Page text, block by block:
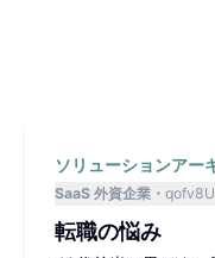
ソリューションアー
SaaS 外資企業 qofv8U
転職の悩み